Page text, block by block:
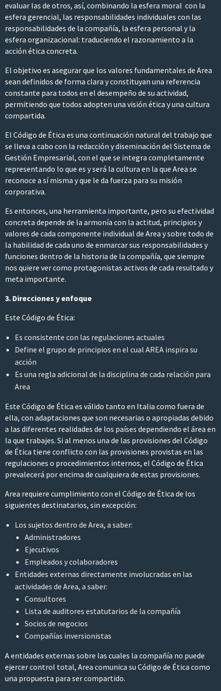
evaluar las de otros, así, combinando la esfera moral con la
esfera gerencial, las responsabilidades individuales con las
responsabilidades de la compañía, la esfera personal y la
esfera organizacional: traduciendo el razonamiento a la
acción ética concreta.
El objetivo es asegurar que los valores fundamentales de Area
sean definidos de forma clara y constituyan una referencia
constante para todos en el desempeño de su actividad,
permitiendo que todos adopten una visión ética y una cultura
compartida.
El Código de Ética es una continuación natural del trabajo que
se lleva a cabo con la redacción y diseminación del Sistema de
Gestión Empresarial, con el que se integra completamente
representando lo que es y será la cultura en la que Area se
reconoce a sí misma y que le da fuerza para su misión
corporativa.
Es entonces, una herramienta importante, pero su efectividad
concreta depende de la armonía con la actitud, principios y
valores de cada componente individual de Area y sobre todo de
la habilidad de cada uno de enmarcar sus responsabilidades y
funciones dentro de la historia de la compañía, que siempre
nos quiere ver como protagonistas activos de cada resultado y
meta importante.
3. Direcciones y enfoque
Este Código de Ética:
Es consistente con las regulaciones actuales
Define el grupo de principios en el cual AREA inspira su
acción
Es una regla adicional de la disciplina de cada relación para
Area
Este Código de Ética es válido tanto en Italia como fuera de
ella, con adaptaciones que son necesarias o apropiadas debido
a las diferentes realidades de los países dependiendo el área en
la que trabajes. Si al menos una de las provisiones del Código
de Ética tiene conflicto con las provisiones provistas en las
regulaciones o procedimientos internos, el Código de Ética
prevalecerá por encima de cualquiera de estas provisiones.
Area requiere cumplimiento con el Código de Ética de los
siguientes destinatarios, sin excepción:
Los sujetos dentro de Area, a saber:
Administradores
Ejecutivos
Empleados y colaboradores
Entidades externas directamente involucradas en las
actividades de Area, a saber:
Consultores
Lista de auditores estatutarios de la compañía
Socios de negocios
Compañías inversionistas
A entidades externas sobre las cuales la compañía no puede
ejercer control total, Area comunica su Código de Ética como
una propuesta para ser compartido.